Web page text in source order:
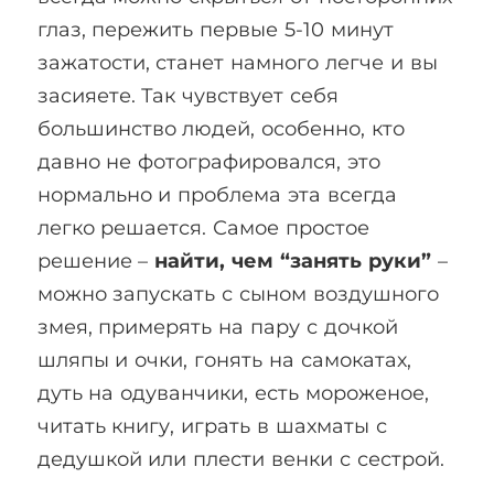
глаз, пережить первые 5-10 минут
зажатости, станет намного легче и вы
засияете. Так чувствует себя
большинство людей, особенно, кто
давно не фотографировался, это
нормально и проблема эта всегда
легко решается. Самое простое
решение – найти, чем “занять руки” –
можно запускать с сыном воздушного
змея, примерять на пару с дочкой
шляпы и очки, гонять на самокатах,
дуть на одуванчики, есть мороженое,
читать книгу, играть в шахматы с
дедушкой или плести венки с сестрой.